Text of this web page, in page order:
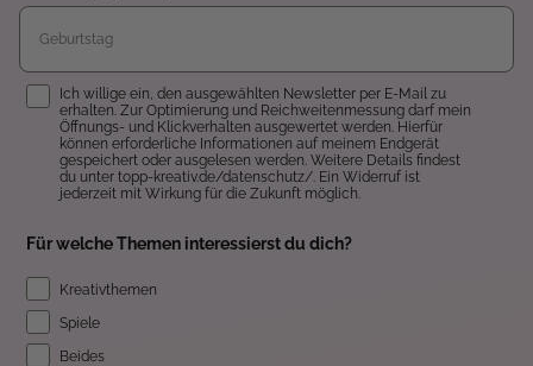
Einwilligung
Ich willige ein, den ausgewählten Newsletter per E-Mail zu
erhalten. Zur Optimierung und Reichweitenmessung darf mein
Öffnungs- und Klickverhalten ausgewertet werden. Hierfür
können erforderliche Informationen auf meinem Endgerät
gespeichert oder ausgelesen werden. Weitere Details findest
du unter topp-kreativ.de/datenschutz/. Ein Widerruf ist
jederzeit mit Wirkung für die Zukunft möglich.
Für welche Themen interessierst du dich?
Kreativthemen
Spiele
Beides